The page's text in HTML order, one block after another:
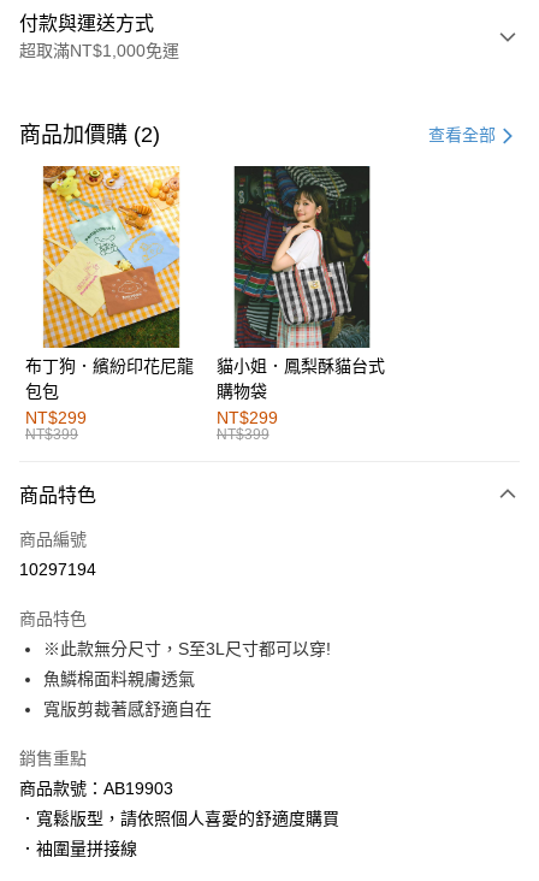
付款與運送方式
超取滿NT$1,000免運
信用卡一次付款
購物金
超商取貨付款
LINE Pay
街口支付
運送方式
全家取貨付款
每筆NT$60，滿NT$1,000(含以上)免運費
付款後全家取貨
萊爾富取貨付款
付款後萊爾富取貨
每筆NT$60，滿NT$1,000(含以上)免運費
7-11取貨付款
每筆NT$60，滿NT$1,000(含以上)免運費
付款後7-11取貨
每筆NT$60，滿NT$1,000(含以上)免運費
商品加價購 (2) 查看全部
布丁狗．繽紛印花尼龍
包包
NT$299
NT$399
貓小姐．鳳梨酥貓台式
購物袋
NT$299
NT$399
商品特色
商品編號
10297194
商品特色
※此款無分尺寸，S至3L尺寸都可以穿!
魚鱗棉面料親膚透氣
寬版剪裁著感舒適自在
銷售重點
商品款號：AB19903
．寬鬆版型，請依照個人喜愛的舒適度購買
．袖圍量拼接線